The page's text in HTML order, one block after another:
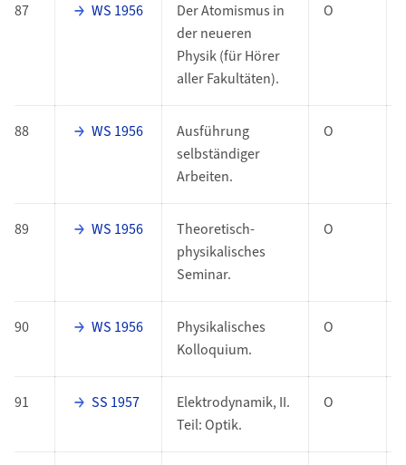
87 WS 1956
Der Atomismus in
der neueren
Physik (für Hörer
aller Fakultäten).
O
88 WS 1956
Ausführung
selbständiger
Arbeiten.
O
89 WS 1956
Theoretisch-
physikalisches
Seminar.
O
90 WS 1956
Physikalisches
Kolloquium.
O
91 SS 1957
Elektrodynamik, II.
Teil: Optik.
O